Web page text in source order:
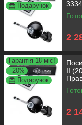
Подарунок
2
Гарантія 18 міс!
–20%
Подарунок
II
2